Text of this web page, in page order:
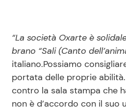
“La società Oxarte è
brano “Sali (Canto
italiano.Possiamo
portata delle proprie
contro la sala stampa che
non è d’accordo con il